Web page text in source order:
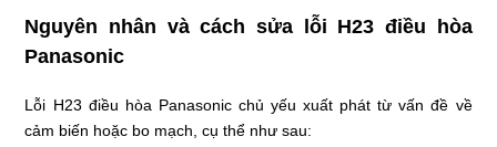
Nguyên nhân và cách sửa lỗi H23 điều hòa
Panasonic
Lỗi H23 điều hòa Panasonic chủ yếu xuất phát từ vấn đề về
cảm biến hoặc bo mạch, cụ thể như sau: